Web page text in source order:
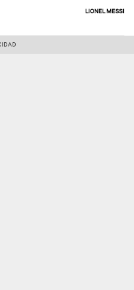
Lionel Messi